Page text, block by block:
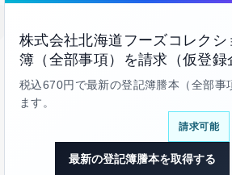
株式会社北海道フーズコレクシ
簿（全部事項）を請求（仮登録
税込670円で最新の登記簿謄本（全部事
ます。
請求可能
最新の登記簿謄本を取得する